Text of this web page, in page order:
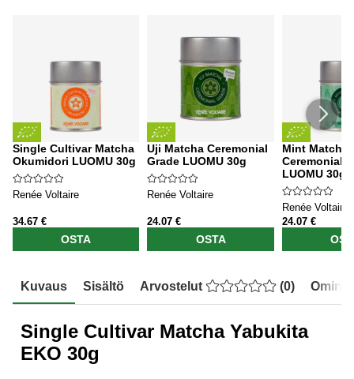
Single Cultivar Matcha
Okumidori LUOMU 30g
Renée Voltaire
34.67 €
OSTA
Uji Matcha Ceremonial
Grade LUOMU 30g
Renée Voltaire
24.07 €
OSTA
Mint Matcha
Ceremonial
LUOMU 30g
Renée Voltaire
24.07 €
Kuvaus Sisältö Arvostelut (0)
Single Cultivar Matcha Yabukita
EKO 30g